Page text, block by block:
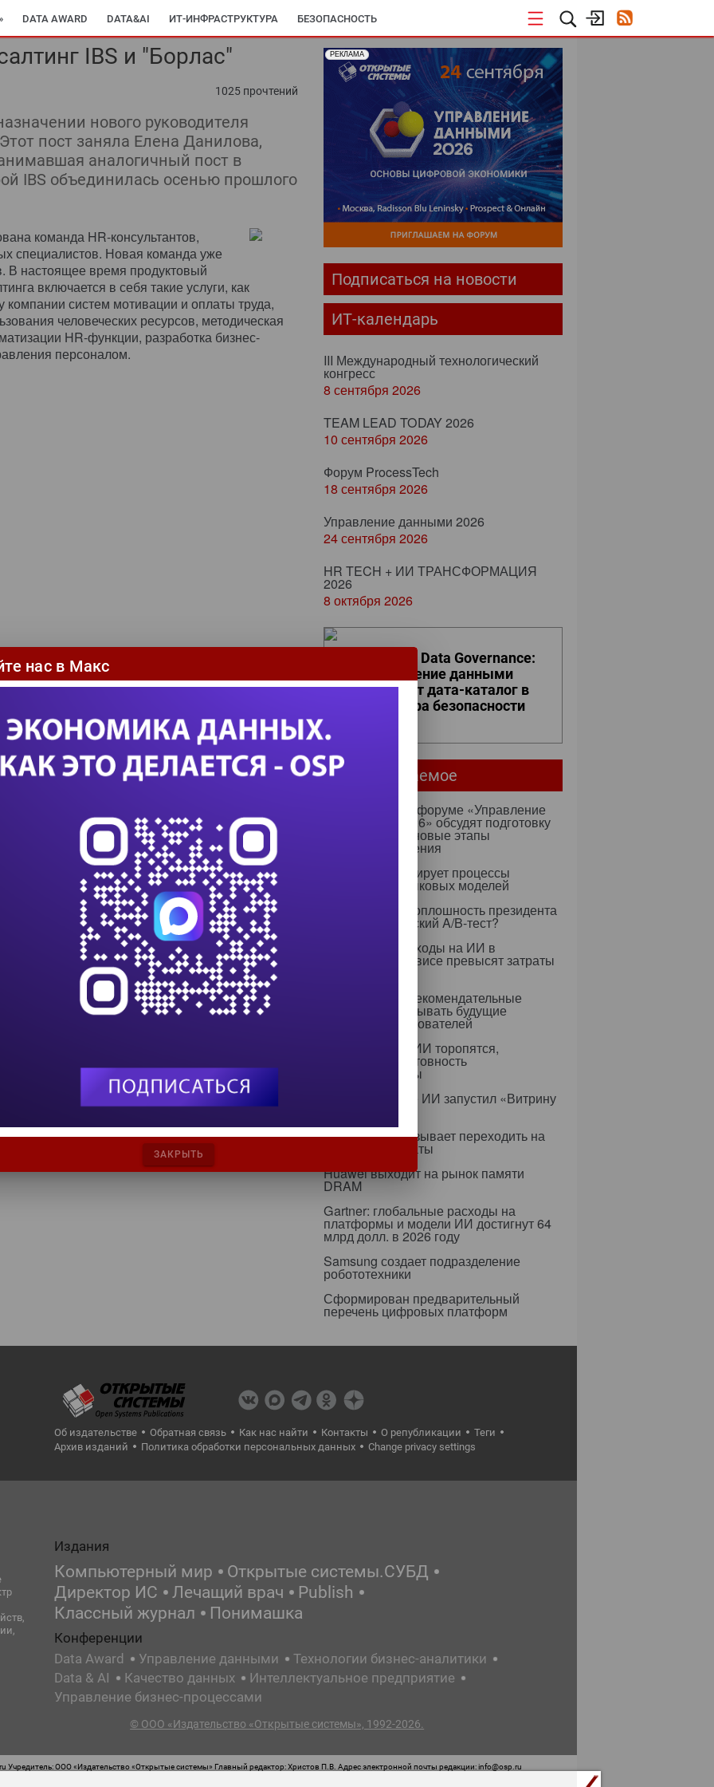
DATA AWARD DATA&AI ИТ-ИНФРАСТРУКТУРА БЕЗОПАСНОСТЬ
IBS и "Борлас"
1025 прочтений
нового руководителя
пост заняла Елена Данилова,
аналогичный пост в
IBS объединилась осенью прошлого
команда HR-консультантов,
специалистов. Новая команда уже
В настоящее время продуктовый
включается в себя такие услуги, как
компании систем мотивации и оплаты труда,
человеческих ресурсов, методическая
HR-функции, разработка бизнес-
персоналом.
РЕКЛАМА
Подписаться на новости
ИТ-календарь
III Международный технологический
конгресс
8 сентября 2026
TEAM LEAD TODAY 2026
10 сентября 2026
Форум ProcessTech
18 сентября 2026
Управление данными 2026
24 сентября 2026
HR TECH + ИИ ТРАНСФОРМАЦИЯ
2026
8 октября 2026
Zero Trust и Data Governance:
как управление данными
превращает дата-каталог в
ядро контура безопасности
Самое читаемое
24 сентября на форуме «Управление
данными — 2026» обсудят подготовку
данных к ИИ и новые этапы
импортозамещения
Т-Банк оптимизирует процессы
дообучения языковых моделей
Казус Rapidus: оплошность президента
или стратегический A/B-тест?
К 2030 году расходы на ИИ в
клиентском сервисе превысят затраты
В VK научили рекомендательные
алгоритмы учитывать будущие
интересы пользователей
С внедрением ИИ торопятся,
игнорируя неготовность
инфраструктуры
Альянс в сфере ИИ запустил «Витрину
Минцифры призывает переходить на
свои сертификаты
Huawei выходит на рынок памяти
DRAM
Gartner: глобальные расходы на
платформы и модели ИИ достигнут 64
млрд долл. в 2026 году
Samsung создает подразделение
робототехники
Сформирован предварительный
перечень цифровых платформ
Об издательстве Обратная связь Как нас найти Контакты О републикации
Теги
Архив изданий
Политика обработки персональных данных Change privacy settings
Издания
Компьютерный мир
Открытые системы.СУБД
Директор ИС
Лечащий врач
Publish
Классный журнал
Понимашка
Конференции
Data Award
Управление данными
Технологии бизнес-аналитики
Data & AI
Качество данных
Интеллектуальное предприятие
Управление бизнес-процессами
© ООО «Издательство «Открытые системы», 1992-2026.
ООО «Издательство «Открытые системы» Главный редактор: Христов П.В. Адрес электронной почты редакции: info@osp.ru
нас в Макс
ЗАКРЫТЬ